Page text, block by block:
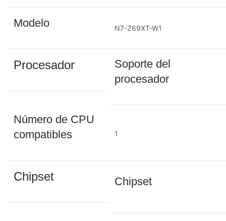
Modelo N7-Z69XT-W1
Procesador
Soporte del
procesador
Número de CPU
compatibles
1
Chipset Chipset